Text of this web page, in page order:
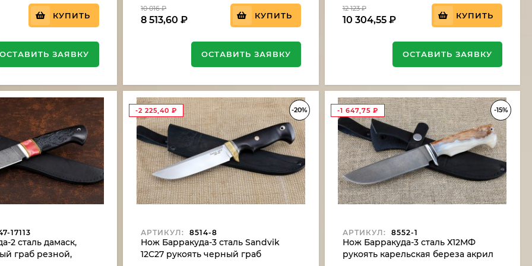
КУПИТЬ
ОСТАВИТЬ ЗАЯВКУ
10 016₽
8 513,60₽ КУПИТЬ
ОСТАВИТЬ ЗАЯВКУ
12 123₽
10 304,55 ₽ КУПИТЬ
ОСТАВИТЬ ЗАЯВКУ
17113
2 сталь дамаск,
граб резной,
-20%
-2 225,40₽
АРТИКУЛ: 8514-8
Нож Барракуда-3 сталь Sandvik
12C27 рукоять черный граб
-15%
-1 647,75 ₽
АРТИКУЛ: 8552-1
Нож Барракуда-3 сталь Х12МФ
рукоять карельская береза акрил